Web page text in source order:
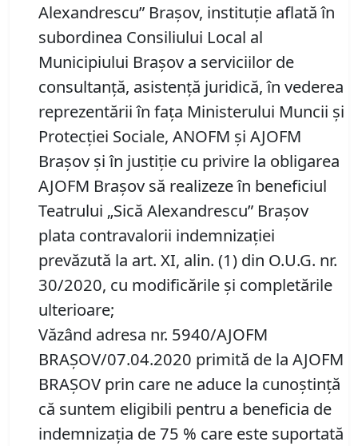
Alexandrescu” Braşov, instituție aflată în
subordinea Consiliului Local al
Municipiului Brașov a serviciilor de
consultanță, asistență juridică, în vederea
reprezentării în fața Ministerului Muncii și
Protecției Sociale, ANOFM și AJOFM
Brașov și în justiție cu privire la obligarea
AJOFM Brașov să realizeze în beneficiul
Teatrului „Sică Alexandrescu” Braşov
plata contravalorii indemnizației
prevăzută la art. XI, alin. (1) din O.U.G. nr.
30/2020, cu modificările și completările
ulterioare;
Văzând adresa nr. 5940/AJOFM
BRAȘOV/07.04.2020 primită de la AJOFM
BRAȘOV prin care ne aduce la cunoștință
că suntem eligibili pentru a beneficia de
indemnizația de 75 % care este suportată